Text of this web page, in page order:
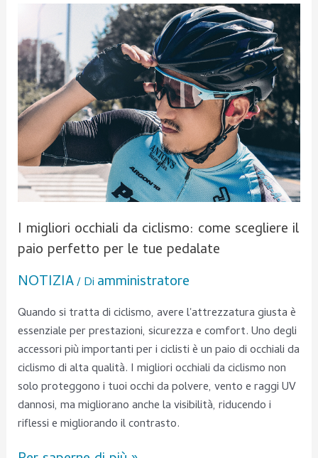
I migliori occhiali da ciclismo: come scegliere il
paio perfetto per le tue pedalate
NOTIZIA/ Di amministratore
Quando si tratta di ciclismo, avere l'attrezzatura giusta è
essenziale per prestazioni, sicurezza e comfort. Uno degli
accessori più importanti per i ciclisti è un paio di occhiali da
ciclismo di alta qualità. I migliori occhiali da ciclismo non
solo proteggono i tuoi occhi da polvere, vento e raggi UV
dannosi, ma migliorano anche la visibilità, riducendo i
riflessi e migliorando il contrasto.
migliori
occhiali
da
ciclismo:
come
scegliere
il
paio
perfetto
per
tue
pedalate